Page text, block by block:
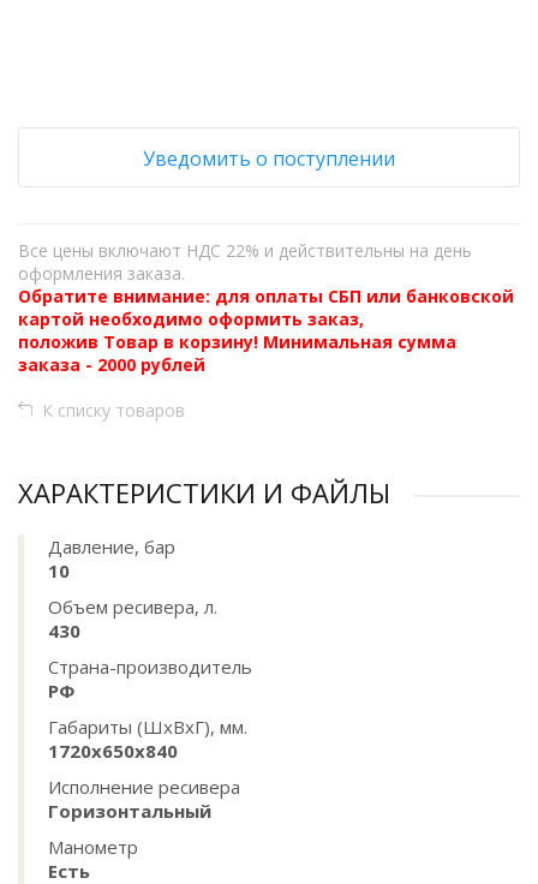
Уведомить о поступлении
Все цены включают НДС 22% и действительны на день
оформления заказа.
Обратите внимание: для оплаты СБП или банковской
картой необходимо оформить заказ,
положив Товар в корзину! Минимальная сумма
заказа - 2000 рублей
К списку товаров
ХАРАКТЕРИСТИКИ И ФАЙЛЫ
Давление, бар
10
Объем ресивера, л.
430
Страна-производитель
РФ
Габариты (ШхВхГ), мм.
1720х650х840
Исполнение ресивера
Горизонтальный
Манометр
Есть